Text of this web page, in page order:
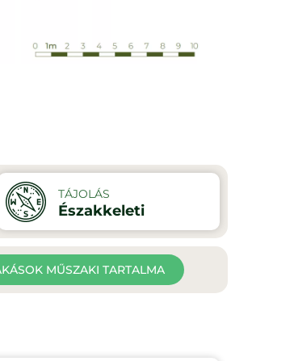
TÁJOLÁS
Északkeleti
MŰSZAKI TARTALMA